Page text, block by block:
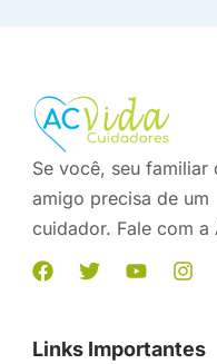
Se você, seu familiar
amigo precisa de um
cuidador. Fale com a
Links Importantes